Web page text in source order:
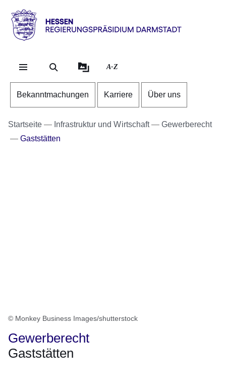
Direkt zum Kopf der
Direkt zum Inhalt
Direkt zum Fuß der
Hessen
RP
Darmstadt
A-Z
Bekanntmachungen Karriere Über uns
Startseite Infrastruktur und Wirtschaft
Gewerberecht
Gaststätten
© Monkey Business Images/shutterstock
Gewerberecht
Gaststätten